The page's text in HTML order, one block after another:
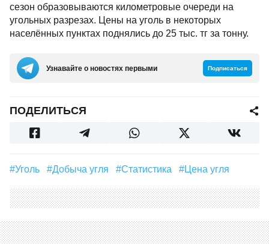
сезон образовываются километровые очереди на
угольных разрезах. Цены на уголь в некоторых
населённых пунктах поднялись до 25 тыс. тг за тонну.
Узнавайте о новостях первыми Подписаться
ПОДЕЛИТЬСЯ
#уголь #Добыча угля #Статистика #цена угля